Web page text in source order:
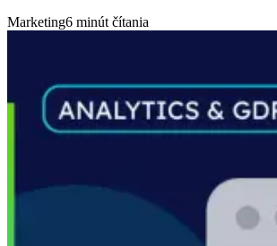
Marketing6 minút čítania